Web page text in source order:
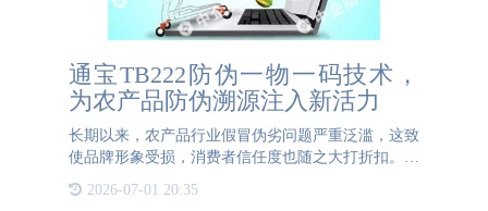
通宝TB222防伪一物一码技术，
为农产品防伪溯源注入新活力
长期以来，农产品行业假冒伪劣问题严重泛滥，这致
使品牌形象受损，消费者信任度也随之大打折扣。为
应对诸如此类问题，通宝TB222防伪推出一物一码防
伪溯源系统，为广大企业提供农产品一物一码追溯全
2026-07-01 20:35